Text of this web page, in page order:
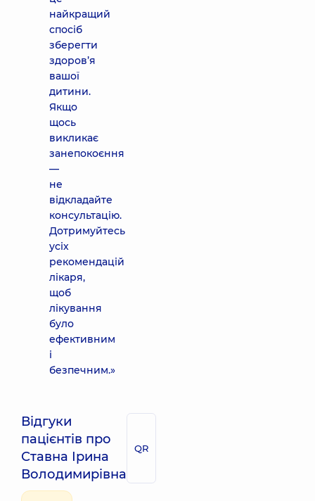
найкращий
спосіб
зберегти
здоров’я
вашої
дитини.
Якщо
щось
викликає
занепокоєння
—
не
відкладайте
консультацію.
Дотримуйтесь
усіх
рекомендацій
лікаря,
щоб
лікування
було
ефективним
і
безпечним.»
Відгуки
пацієнтів про
Ставна Ірина
Володимирівна
QR